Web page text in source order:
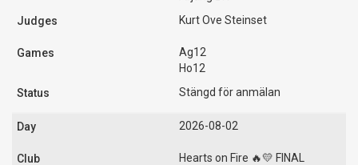
Kurt Ove Steinset
Ag12
Ho12
Stängd för anmälan
2026-08-02
Hearts on Fire 🔥💛 FINAL